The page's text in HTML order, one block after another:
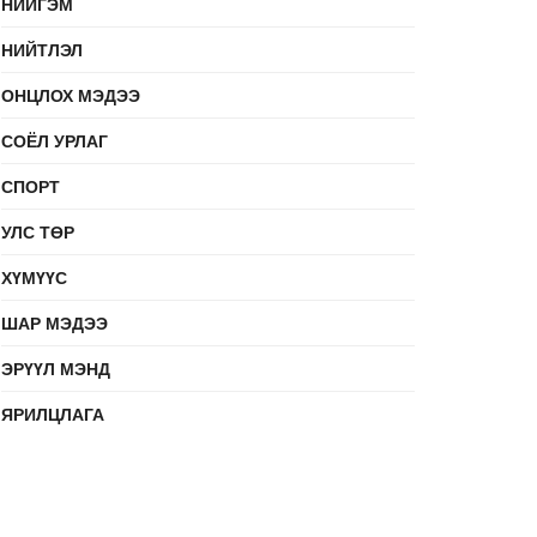
НИЙТЛЭЛ
ОНЦЛОХ МЭДЭЭ
СОЁЛ УРЛАГ
СПОРТ
УЛС ТӨР
ХҮМҮҮС
ШАР МЭДЭЭ
ЭРҮҮЛ МЭНД
ЯРИЛЦЛАГА